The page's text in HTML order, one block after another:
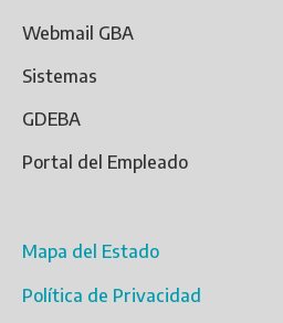
Webmail GBA
Sistemas
GDEBA
Portal del Empleado
Mapa del Estado
Política de Privacidad